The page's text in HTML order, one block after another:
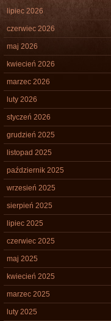
lipiec 2026
czerwiec 2026
maj 2026
kwiecień 2026
marzec 2026
luty 2026
styczeń 2026
grudzień 2025
listopad 2025
październik 2025
wrzesień 2025
sierpień 2025
lipiec 2025
czerwiec 2025
maj 2025
kwiecień 2025
marzec 2025
luty 2025